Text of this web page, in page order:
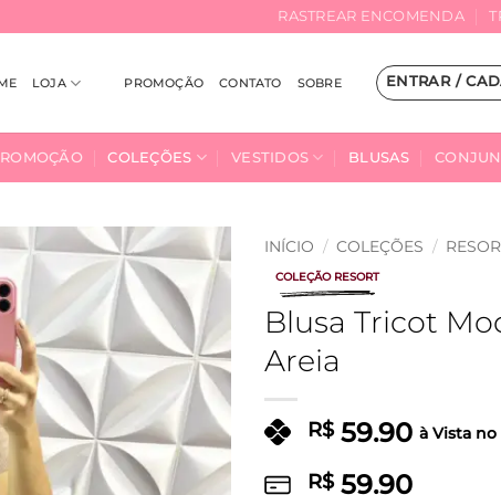
RASTREAR ENCOMENDA
LOJA PROMOÇÃO CONTATO SOBRE ENTRAR /
COLEÇÕES VESTIDOS BLUSAS
Adicionar
à Lista
INÍCIO / COLEÇÕES /
COLEÇÃO RESORT
Blusa Tricot
Areia
R$59.90 à Vista no
R$59.90